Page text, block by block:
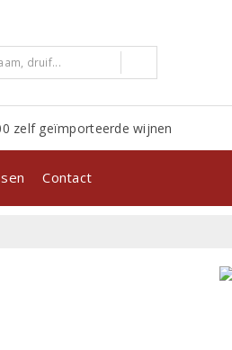
zelf geïmporteerde wijnen
Contact